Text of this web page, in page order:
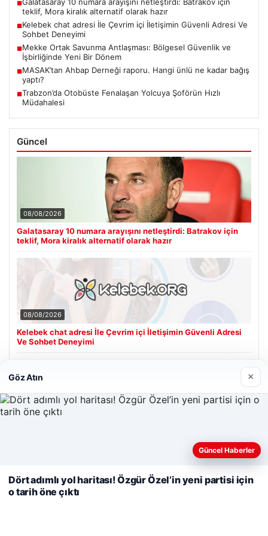
■
teklif, Mora kiralık alternatif olarak hazır
■Kelebek chat adresi İle Çevrim içi İletişimin Güvenli Adresi Ve
Sohbet Deneyimi
■Mekke Ortak Savunma Antlaşması: Bölgesel Güvenlik ve
İşbirliğinde Yeni Bir Dönem
■MASAK’tan Ahbap Derneği raporu. Hangi ünlü ne kadar bağış
yaptı?
■Trabzon’da Otobüste Fenalaşan Yolcuya Şoförün Hızlı
Müdahalesi
Güncel
08/08/2026
Galatasaray 10 numara arayışını netleştirdi: Batrakov için
teklif, Mora kiralık alternatif olarak hazır
08/08/2026
Kelebek chat adresi İle Çevrim içi İletişimin Güvenli Adresi
Ve Sohbet Deneyimi
Cengiz Sigorta
Web sitemizi nasıl kullandığınızı daha iyi anlayabilmek,
kullanıyoruz.
Çerez Politikamız
Reddet Kabul Et
Göz Atın ×
Güncel Haberler
Dört adımlı yol haritası! Özgür Özel’in yeni partisi için
o tarih öne çıktı